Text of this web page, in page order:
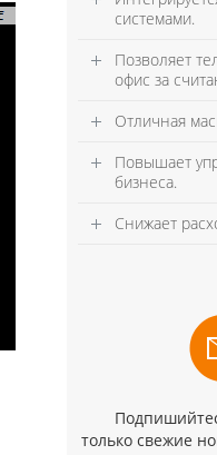
системами.
Позволяет
офис за
Отличная
Повышает
бизнеса.
Снижает
только свежие